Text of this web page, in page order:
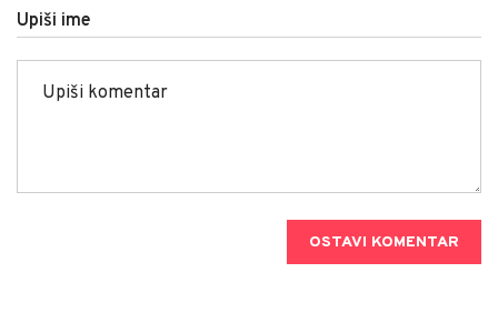
Upiši ime
OSTAVI KOMENTAR